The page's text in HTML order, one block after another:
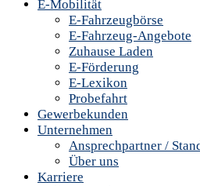
E-Mobilität
E-Fahrzeugbörse
E-Fahrzeug-Angebote
Zuhause Laden
E-Förderung
E-Lexikon
Probefahrt
Gewerbekunden
Unternehmen
Ansprechpartner /
Über uns
Karriere